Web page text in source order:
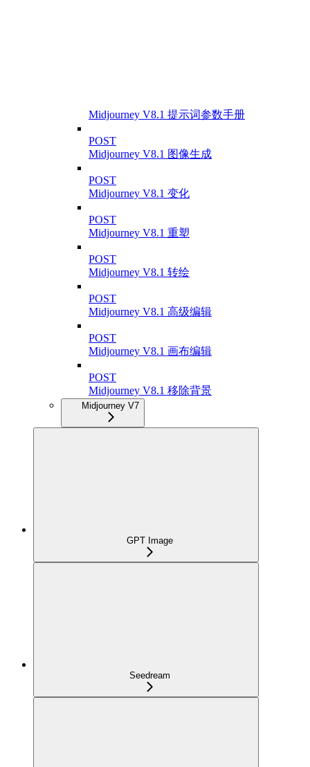
Midjourney V8.1 提示词参数手册
POST
Midjourney V8.1 图像生成
POST
Midjourney V8.1 变化
POST
Midjourney V8.1 重塑
POST
Midjourney V8.1 转绘
POST
Midjourney V8.1 高级编辑
POST
Midjourney V8.1 画布编辑
POST
Midjourney V8.1 移除背景
Midjourney V7
GPT Image
Seedream